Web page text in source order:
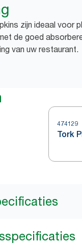
zijn ideaal voor
de goed
van uw restaurant.
474129
Tork